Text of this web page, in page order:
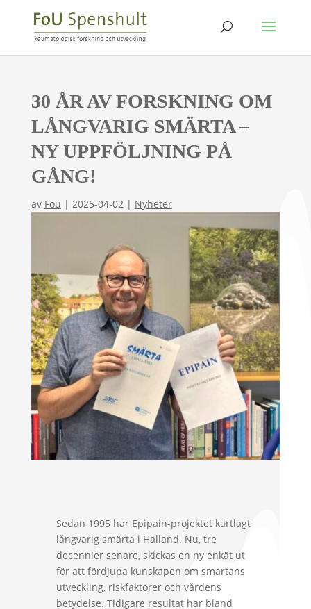
30 ÅR AV FORSKNING OM
LÅNGVARIG SMÄRTA –
NY UPPFÖLJNING PÅ
GÅNG!
av Fou | 2025-04-02| Nyheter
Sedan 1995 har Epipain-projektet kartlagt
långvarig smärta i Halland. Nu, tre
decennier senare, skickas en ny enkät ut
för att fördjupa kunskapen om smärtans
utveckling, riskfaktorer och vårdens
betydelse. Tidigare resultat har bland